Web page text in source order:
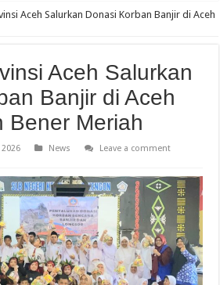
XIII Aceh Utara, Kacabdin Tekankan Cetak
Aceh Salurkan Donasi Korban Banjir di Aceh
Aceh Salurkan
Banjir di Aceh
Bener Meriah
News
Leave a comment